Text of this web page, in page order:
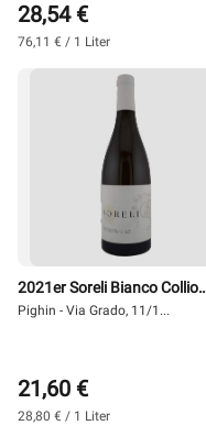
28,54 €
76,11 € / 1 Liter
2021er Soreli Bianco Collio
0,75 l -Pighin
Pighin - Via Grado, 11/1...
21,60 €
28,80 € / 1 Liter